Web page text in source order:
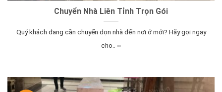
Chuyển Nhà Liên Tỉnh Trọn Gói
Quý khách đang cần chuyển dọn nhà đến nơi ở mới? Hãy gọi ngay
cho.. ››